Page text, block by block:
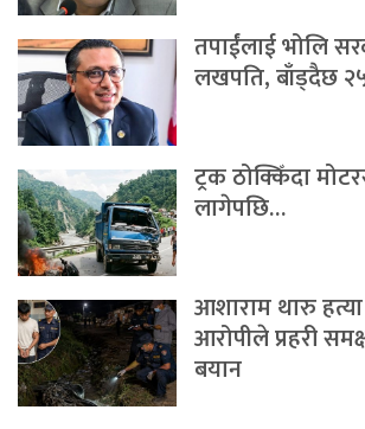
तपाईंलाई भोलि
लखपति, बाँड्दैछ
ट्रक ठोक्किँदा
लागेपछि…
आशाराम थारु
आरोपीले प्रहरी
बयान